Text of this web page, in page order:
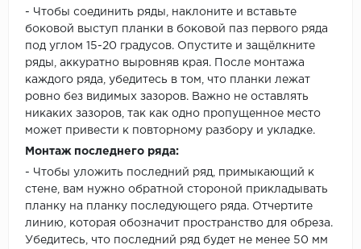
- Чтобы соединить ряды, наклоните и вставьте
боковой выступ планки в боковой паз первого ряда
под углом 15-20 градусов. Опустите и защёлкните
ряды, аккуратно выровняв края. После монтажа
каждого ряда, убедитесь в том, что планки лежат
ровно без видимых зазоров. Важно не оставлять
никаких зазоров, так как одно пропущенное место
может привести к повторному разбору и укладке.
Монтаж последнего ряда:
- Чтобы уложить последний ряд, примыкающий к
стене, вам нужно обратной стороной прикладывать
планку на планку последующего ряда. Отчертите
линию, которая обозначит пространство для обреза.
Убедитесь, что последний ряд будет не менее 50 мм